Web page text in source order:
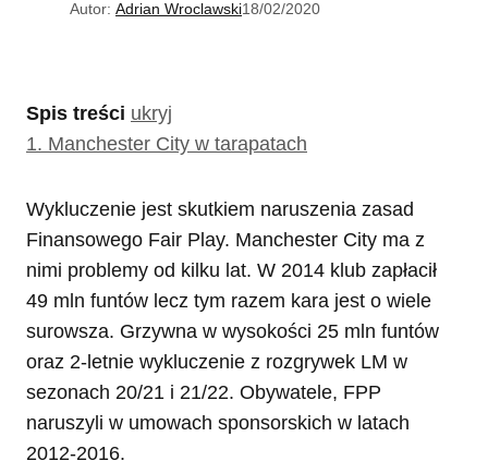
Autor: Adrian Wroclawski18/02/2020
Spis treści ukryj
1. Manchester City w tarapatach
Wykluczenie jest skutkiem naruszenia zasad
Finansowego Fair Play. Manchester City ma z
nimi problemy od kilku lat. W 2014 klub zapłacił
49 mln funtów lecz tym razem kara jest o wiele
surowsza. Grzywna w wysokości 25 mln funtów
oraz 2-letnie wykluczenie z rozgrywek LM w
sezonach 20/21 i 21/22. Obywatele, FPP
naruszyli w umowach sponsorskich w latach
2012-2016.